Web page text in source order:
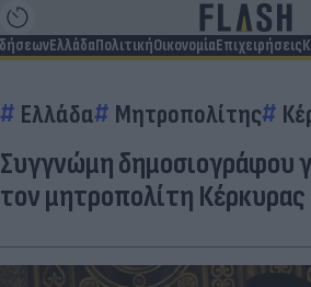
ΕλλάδαΠολιτικήΟικονομίαΕπιχειρήσεις
Ελλάδα Μητροπολίτης
Συγγνώμη δημοσιογράφου
τον μητροπολίτη Κέρκυρας